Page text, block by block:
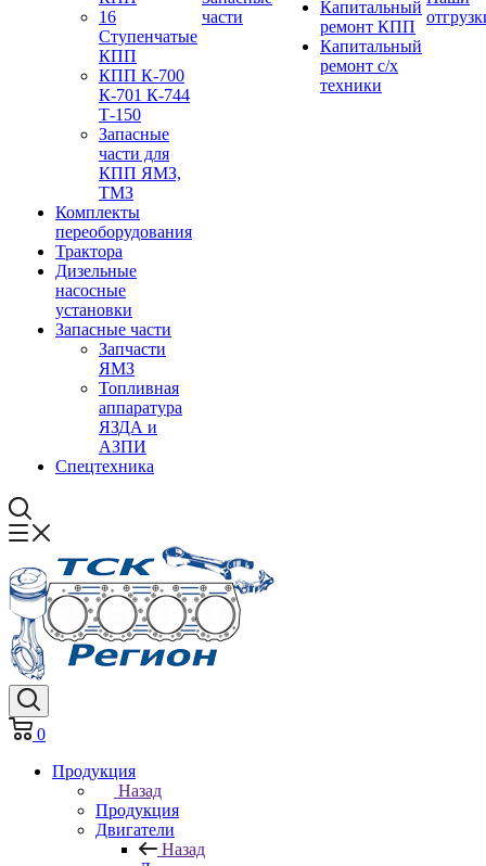
16
Ступенчатые
КПП
КПП К-700
К-701 К-744
Т-150
Запасные
части для
КПП ЯМЗ,
ТМЗ
Комплекты
переоборудования
Трактора
Дизельные
насосные
установки
Запасные части
Запчасти
ЯМЗ
Топливная
аппаратура
ЯЗДА и
АЗПИ
Спецтехника
части
Капитальный
ремонт КПП
Капитальный
ремонт с/х
техники
0
Продукция
Назад
Продукция
Двигатели
Назад